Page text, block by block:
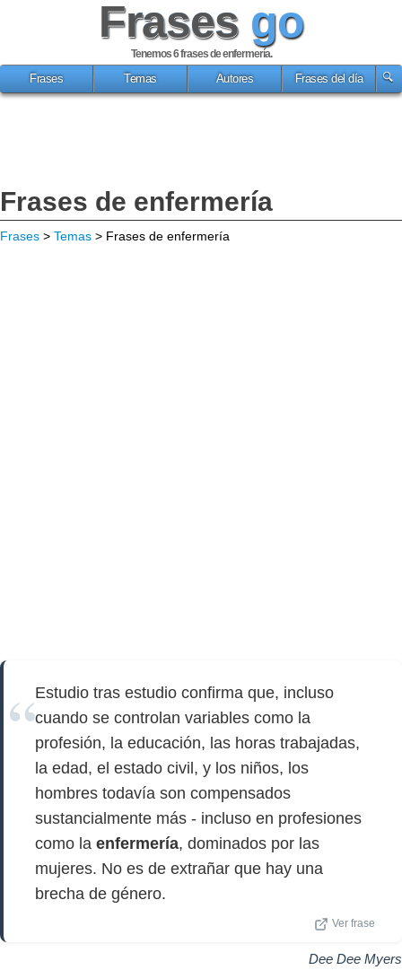
Frases go
Tenemos 6frases de enfermería.
Frases
Temas Autores Frases del día
Frases de enfermería
Frases > Temas > Frases de enfermería
Estudio tras estudio confirma que, incluso
cuando se controlan variables como la
profesión, la educación, las horas trabajadas,
la edad, el estado civil, y los niños, los
hombres todavía son compensados ​​
sustancialmente más - incluso en profesiones
como la enfermería, dominados por las
mujeres. No es de extrañar que hay una
brecha de género.
Ver frase
Dee Dee Myers